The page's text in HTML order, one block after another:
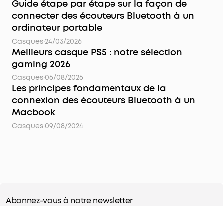
Guide étape par étape sur la façon de
connecter des écouteurs Bluetooth à un
ordinateur portable
Casques·24/03/2026
Meilleurs casque PS5 : notre sélection
gaming 2026
Casques·06/08/2026
Les principes fondamentaux de la
connexion des écouteurs Bluetooth à un
Macbook
Casques·09/08/2024
Abonnez-vous à notre newsletter